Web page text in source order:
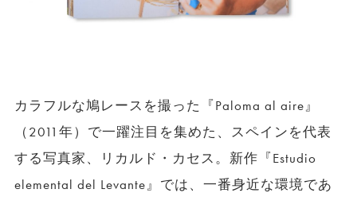
カラフルな鳩レースを撮った『Paloma al aire』
（2011年）で一躍注目を集めた、スペインを代表
する写真家、リカルド・カセス。新作『Estudio
elemental del Levante』では、一番身近な環境であ